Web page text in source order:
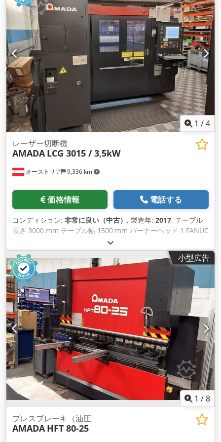
1 /4
オーストリア 9,336 km
レーザー切断機
AMADA LCG 3015 / 3,5kW
価格情報 電話する
コンディション: 非常に良い（中古） , 製造年: 2017, テーブル
長さ 3000 mm テーブル幅 1500 mm バーナーヘッド 1 FANUC
AF3500i-C 制御 総電力要件 3.5kW 機械重量約12.5t 必要スペー
ス 約12300 x 6000 x 2200 m モデル: アマダ LCG3015 3.5kw
レーザー共振器: AF3500i-C パレットチェンジャー: LST 3015 G
シリーズ 制御軸: X、Y、Z 軸 (3 軸を同時に制御) 軸移動量:
3070 x 1550 x 100mm (Z軸) 最大材料厚さ 20mm構造用鋼
10mmステンレス 8mmアルミニウム（A5052） 最大加工寸
法：3070mm×1550mm 最大同時送り速度: X/Y、170m/分
Codpfx Ahevwgu Ds Roha 位置決め精度: +/- 0.01mm 最大材
料質量: 920 kg 定格電力: 3500W 加工面の高さ：840 mm 機械
の幅 2840mm 機械の高さ 2166 mm 機械重量 8,200 kg
小型広告
1 /8
プレスブレーキ（油圧
AMADA HFT 80-25